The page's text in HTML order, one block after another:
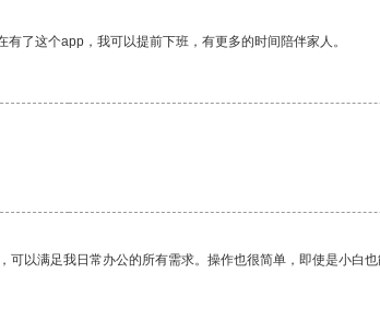
了这个app，我可以提前下班，有更多的时间陪伴家人。
以满足我日常办公的所有需求。操作也很简单，即使是小白也